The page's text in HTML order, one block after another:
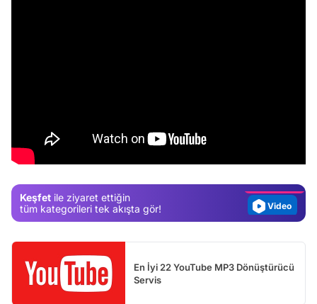
Keşfet ile ziyaret ettiğin
tüm kategorileri tek akışta gör!
Video
En İyi 22 YouTube MP3 Dönüştürücü
Servis